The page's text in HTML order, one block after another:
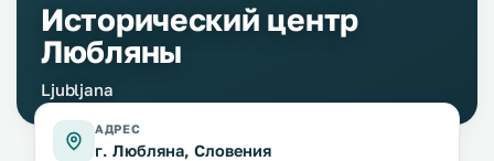
Исторический центр
Любляны
Ljubljana
АДРЕС
г. Любляна, Словения